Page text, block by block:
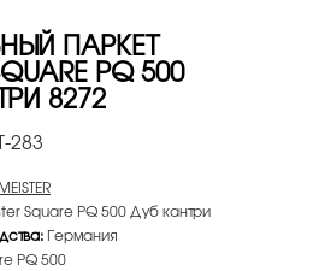
ПАРКЕТ
PQ 500
8272
283
MEISTER
Square PQ 500 Дуб кантри
Германия
PQ 500